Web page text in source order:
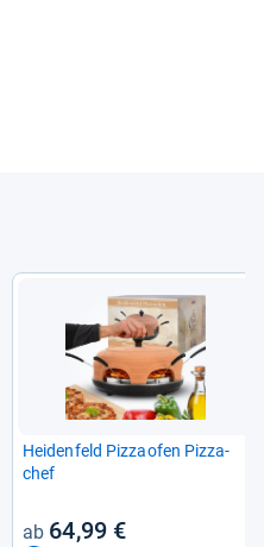
Hei­den­feld Piz­zao­fen Piz­za­
chef
64,99 €